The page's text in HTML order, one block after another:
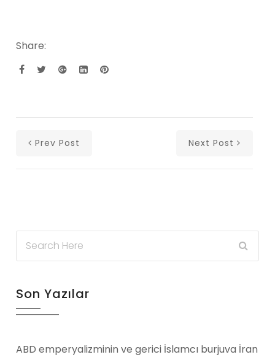
Share:
Prev Post Next Post
Son Yazılar
ABD emperyalizminin ve gerici İslamcı burjuva İran